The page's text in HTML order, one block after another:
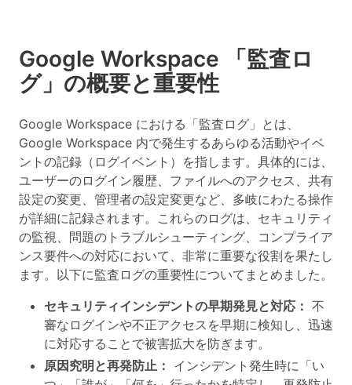
Google Workspace 「監査ロ
グ」の概要と重要性
Google Workspace における「監査ログ」とは、
Google Workspace 内で発生するあらゆる活動やイベ
ントの記録（ログイベント）を指します。具体的には、
ユーザーのログイン履歴、ファイルへのアクセス、共有
設定の変更、管理者の設定変更など、多岐にわたる操作
が詳細に記録されます。これらのログは、セキュリティ
の監視、問題のトラブルシューティング、コンプライア
ンス要件への対応において、非常に重要な役割を果たし
ます。以下に監査ログの重要性についてまとめました。
セキュリティインシデントの早期発見と対応： 不
審なログインや不正アクセスを早期に検知し、迅速
に対応することで被害拡大を防ぎます。
原因究明と再発防止： インシデント発生時に「い